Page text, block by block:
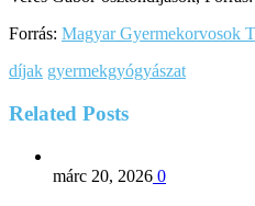
Forrás: Magyar Gyermekorvosok
díjak gyermekgyógyászat
Related Posts
márc 20, 2026 0